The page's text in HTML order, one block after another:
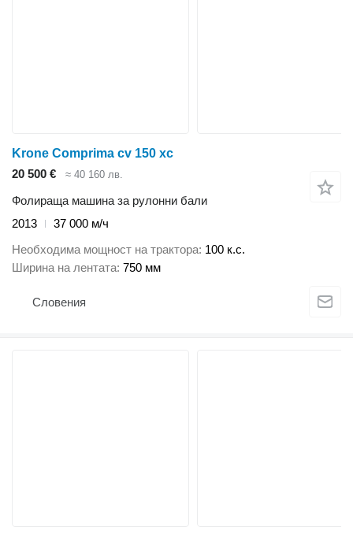
Krone Comprima cv 150 xc
20 500 €
≈ 40 160 лв.
Фолираща машина за рулонни бали
2013
37 000 м/ч
Необходима мощност на трактора 100 к.с.
Ширина на лентата 750 мм
Словения